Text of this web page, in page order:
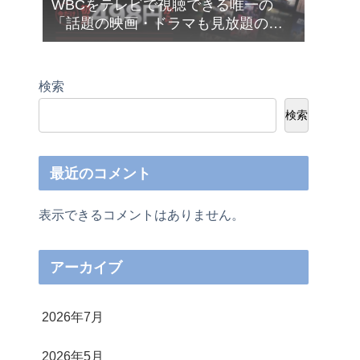
WBCをテレビで視聴できる唯一の
「話題の映画・ドラマも見放題の
Netflix（ネットフリックス）」が今だ
検索
検索
最近のコメント
表示できるコメントはありません。
アーカイブ
2026年7月
2026年5月